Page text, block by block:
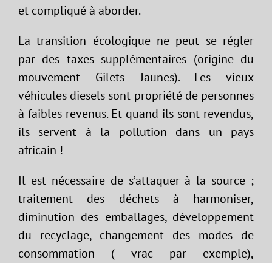
et compliqué à aborder.
La transition écologique ne peut se régler
par des taxes supplémentaires (origine du
mouvement Gilets Jaunes). Les vieux
véhicules diesels sont propriété de personnes
à faibles revenus. Et quand ils sont revendus,
ils servent à la pollution dans un pays
africain !
Il est nécessaire de s’attaquer à la source ;
traitement des déchets à harmoniser,
diminution des emballages, développement
du recyclage, changement des modes de
consommation ( vrac par exemple),